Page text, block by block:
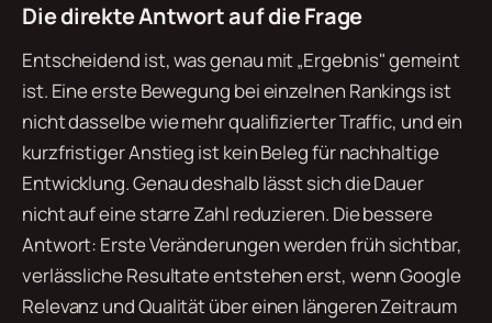
Die direkte Antwort auf die Frage
Entscheidend ist, was genau mit „Ergebnis" gemeint
ist. Eine erste Bewegung bei einzelnen Rankings ist
nicht dasselbe wie mehr qualifizierter Traffic, und ein
kurzfristiger Anstieg ist kein Beleg für nachhaltige
Entwicklung. Genau deshalb lässt sich die Dauer
nicht auf eine starre Zahl reduzieren. Die bessere
Antwort: Erste Veränderungen werden früh sichtbar,
verlässliche Resultate entstehen erst, wenn Google
Relevanz und Qualität über einen längeren Zeitraum